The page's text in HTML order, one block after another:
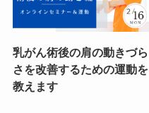
乳がん術後の肩の動きづら
さを改善するための運動を
教えます